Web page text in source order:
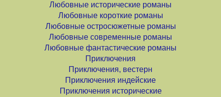
Любовные исторические романы
Любовные короткие романы
Любовные остросюжетные романы
Любовные современные романы
Любовные фантастические романы
Приключения
Приключения, вестерн
Приключения индейские
Приключения исторические